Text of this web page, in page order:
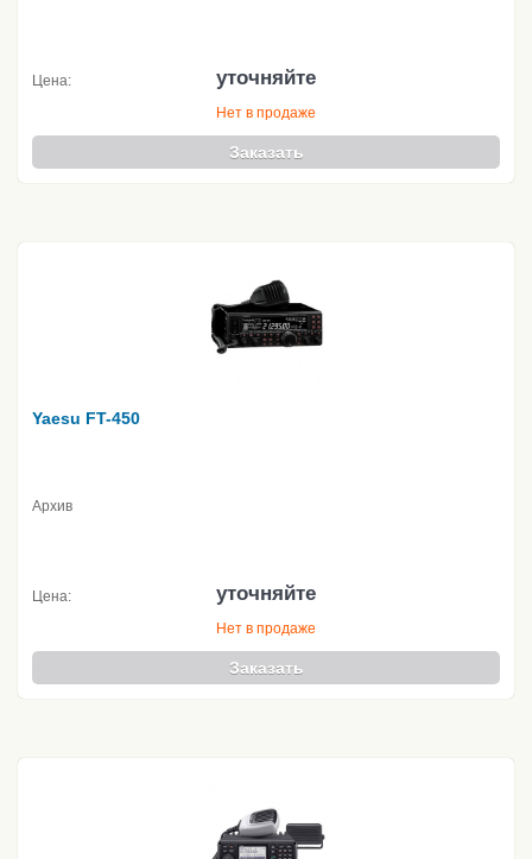
Цена: уточняйте
Нет в продаже
Заказать
Yaesu FT-450
Архив
Цена: уточняйте
Нет в продаже
Заказать